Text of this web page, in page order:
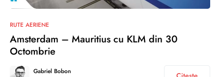
RUTE AERIENE
Amsterdam – Mauritius cu KLM din 30
Octombrie
Gabriel Bobon